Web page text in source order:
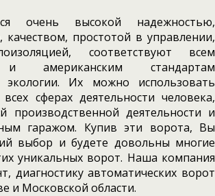
очень высокой надежностью,
качеством, простотой в управлении,
соответствуют всем
и американским стандартам
экологии. Их можно использовать
сферах деятельности человека,
производственной деятельности и
гаражом. Купив эти ворота, Вы
выбор и будете довольны многие
уникальных ворот. Наша компания
диагностику автоматических ворот
и Московской области.